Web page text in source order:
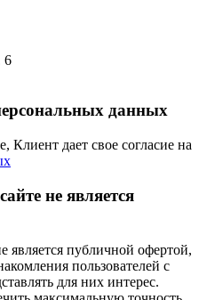
6
данных
дает свое согласие на
не является
является публичной офертой,
пользователей с
для них интерес.